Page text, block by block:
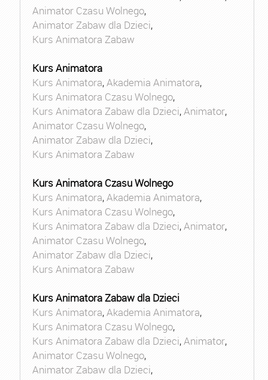
Animator Czasu Wolnego,
Animator Zabaw dla Dzieci,
Kurs Animatora Zabaw
Kurs Animatora
Kurs Animatora,Akademia Animatora,
Kurs Animatora Czasu Wolnego,
Kurs Animatora Zabaw dla Dzieci,Animator,
Animator Czasu Wolnego,
Animator Zabaw dla Dzieci,
Kurs Animatora Zabaw
Kurs Animatora Czasu Wolnego
Kurs Animatora,Akademia Animatora,
Kurs Animatora Czasu Wolnego,
Kurs Animatora Zabaw dla Dzieci,Animator,
Animator Czasu Wolnego,
Animator Zabaw dla Dzieci,
Kurs Animatora Zabaw
Kurs Animatora Zabaw dla Dzieci
Kurs Animatora,Akademia Animatora,
Kurs Animatora Czasu Wolnego,
Kurs Animatora Zabaw dla Dzieci,Animator,
Animator Czasu Wolnego,
Animator Zabaw dla Dzieci,